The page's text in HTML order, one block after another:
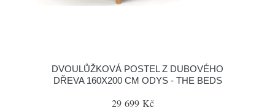
DVOULŮŽKOVÁ POSTEL Z DUBOVÉHO
DŘEVA 160X200 CM ODYS - THE BEDS
29 699 Kč